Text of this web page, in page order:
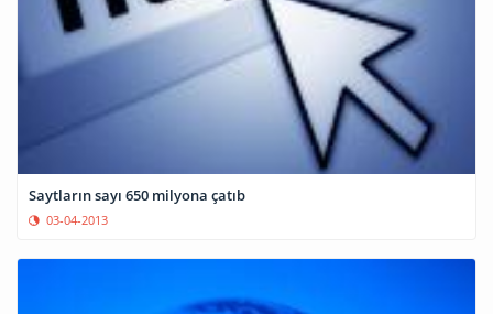
Saytların sayı 650 milyona çatıb
03-04-2013